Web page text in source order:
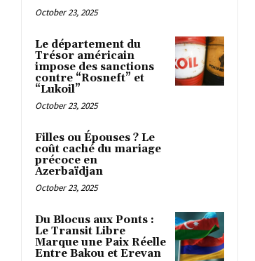
October 23, 2025
Le département du
Trésor américain
impose des sanctions
contre “Rosneft” et
“Lukoil”
October 23, 2025
Filles ou Épouses ? Le
coût caché du mariage
précoce en
Azerbaïdjan
October 23, 2025
Du Blocus aux Ponts :
Le Transit Libre
Marque une Paix Réelle
Entre Bakou et Erevan